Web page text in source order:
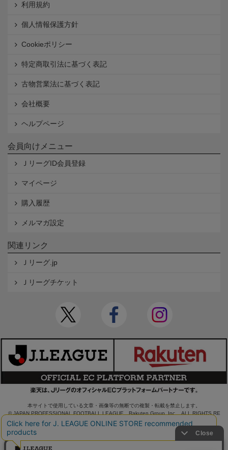
利用規約
個人情報保護方針
Cookieポリシー
特定商取引法に基づく表記
古物営業法に基づく表記
会社概要
ヘルプページ
会員向けメニュー
ＪリーグID会員登録
マイページ
購入履歴
メルマガ設定
関連リンク
Ｊリーグ.jp
Ｊリーグチケット
本サイトで使用している文章・画像等の無断での複製・転載を禁止します。
© JAPAN PROFESSIONAL FOOTBALL LEAGUE Rakuten Group, Inc. ALL RIGHTS RE
SERVED.